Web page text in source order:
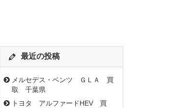
最近の投稿
メルセデス・ベンツ ＧＬＡ 買
取 千葉県
トヨタ アルファードHEV 買